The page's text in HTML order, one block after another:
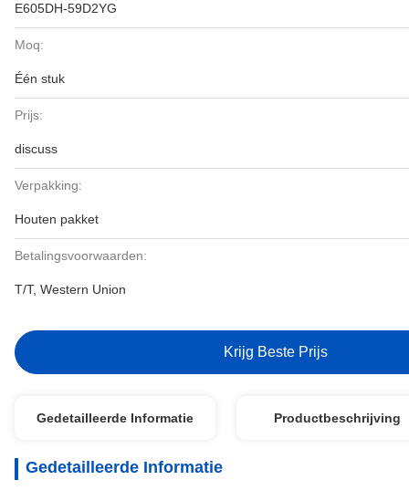
E605DH-59D2YG
Moq:
Één stuk
Prijs:
discuss
Verpakking:
Houten pakket
Betalingsvoorwaarden:
T/T, Western Union
Krijg Beste Prijs
Gedetailleerde Informatie Productbeschrijving
Gedetailleerde Informatie